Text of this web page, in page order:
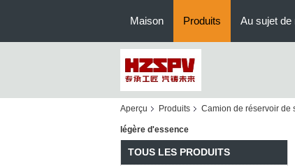
Maison Produits Au sujet de
Aperçu Produits Camion de réservoir de
légère d'essence
TOUS LES PRODUITS